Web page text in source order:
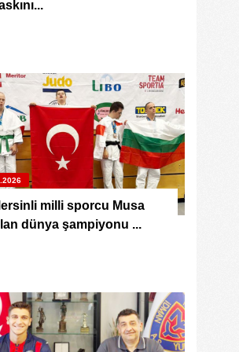
milli sporcu Musa
dünya şampiyonu ...